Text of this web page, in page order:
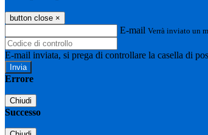
button close ×
E-mail Verrà inviato un
E-mail inviata, si prega di controllare la casella di
Errore
Chiudi
Successo